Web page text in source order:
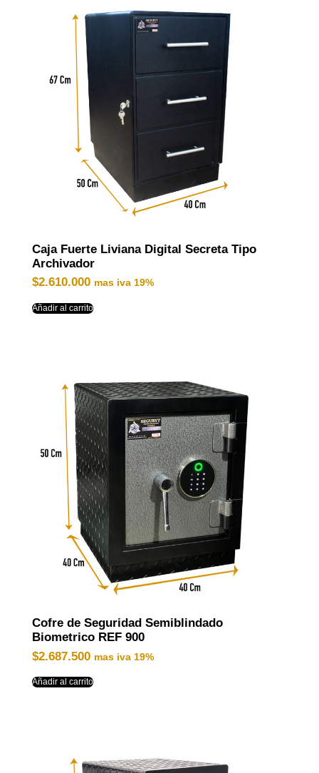
Caja Fuerte Liviana Digital Secreta Tipo
Archivador
$2.610.000 mas iva 19%
Añadir al carrito
Cofre de Seguridad Semiblindado
Biometrico REF 900
$2.687.500 mas iva 19%
Añadir al carrito